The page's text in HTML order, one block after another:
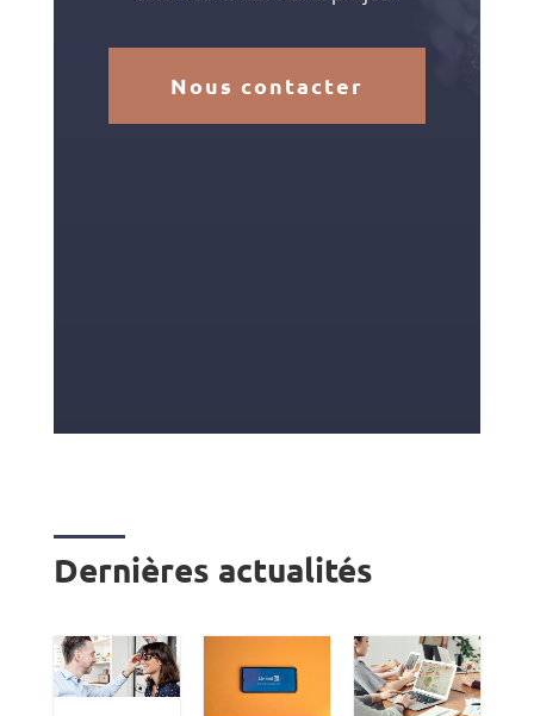
Nous contacter
Dernières actualités